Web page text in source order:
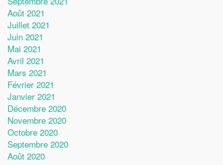
Août 2021
Juillet 2021
Juin 2021
Mai 2021
Avril 2021
Mars 2021
Février 2021
Janvier 2021
Décembre 2020
Novembre 2020
Octobre 2020
Septembre 2020
Août 2020